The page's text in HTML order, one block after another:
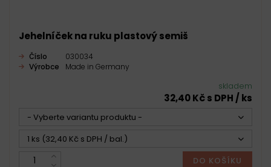
Jehelníček na ruku plastový semiš
Číslo
030034
Výrobce
Made in Germany
skladem
32,40 Kč s DPH / ks
- Vyberte variantu produktu -
1 ks (32,40 Kč s DPH / bal.)
DO KOŠÍKU